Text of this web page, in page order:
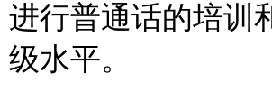
进行普通话的培训
级水平。